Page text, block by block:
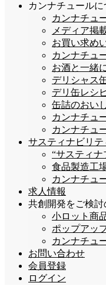
カンナチュールに
カンナチュ
メディア掲
お買い求め
カンナチュ
お酒と一緒
デリシャス
デリ缶レシ
缶詰のおい
カンナチュ
カンナチュ
サスティナビリテ
“サスティナ
食品製造工
カンナチュ
求人情報
共創開発をご検
小ロット商
ポップアッ
カンナチュ
お問い合わせ
会員登録
ログイン